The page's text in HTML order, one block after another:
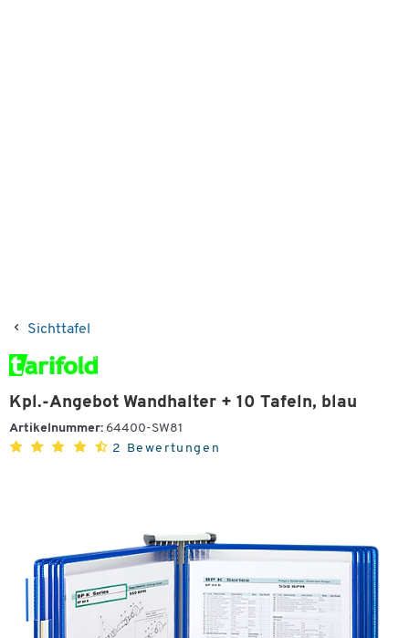
Sichttafel
Kpl.-Angebot Wandhalter + 10 Tafeln, blau
Artikelnummer: 64400-SW81
2 Bewertungen